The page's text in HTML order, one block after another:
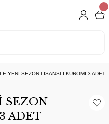
YENİ SEZON LİSANSLI KUROMI 3 ADET
SEZON
ADET